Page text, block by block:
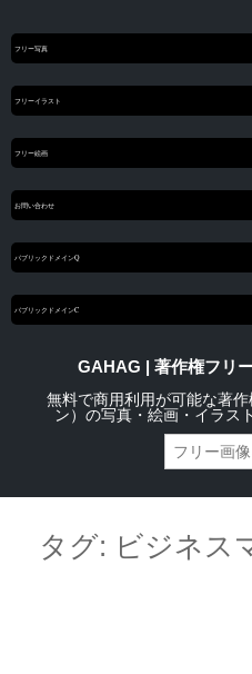
フリー写真
フリーイラスト
フリー絵画
お問い合わせ
パブリックドメインQ
パブリックドメインC
GAHAG | 著作権フリ
無料で商用利用が可能な著
ン）の写真・絵画・イラス
contentタグ: ビジネス